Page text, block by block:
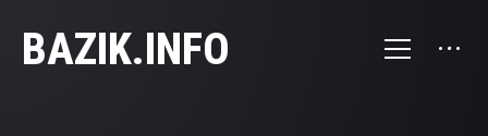
BAZIK.INFO